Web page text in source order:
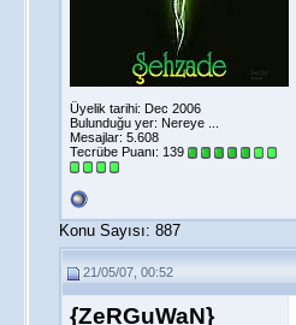
Üyelik tarihi: Dec 2006
Bulunduğu yer: Nereye ...
Mesajlar: 5.608
Tecrübe Puanı: 139
Konu Sayısı: 887
21/05/07, 00:52
{ZeRGuWaN}